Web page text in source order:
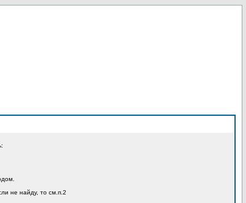
не найду, то см.п.2